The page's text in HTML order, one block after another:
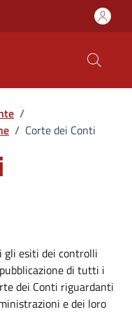
/
/ Corte dei Conti
gli esiti dei controlli
di tutti i
dei Conti riguardanti
e dei loro